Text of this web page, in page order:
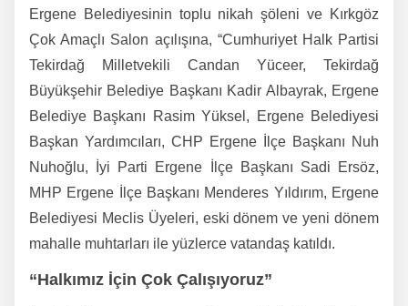
Ergene Belediyesinin toplu nikah şöleni ve Kırkgöz
Çok Amaçlı Salon açılışına, “Cumhuriyet Halk Partisi
Tekirdağ Milletvekili Candan Yüceer, Tekirdağ
Büyükşehir Belediye Başkanı Kadir Albayrak, Ergene
Belediye Başkanı Rasim Yüksel, Ergene Belediyesi
Başkan Yardımcıları, CHP Ergene İlçe Başkanı Nuh
Nuhoğlu, İyi Parti Ergene İlçe Başkanı Sadi Ersöz,
MHP Ergene İlçe Başkanı Menderes Yıldırım, Ergene
Belediyesi Meclis Üyeleri, eski dönem ve yeni dönem
mahalle muhtarları ile yüzlerce vatandaş katıldı.
“Halkımız İçin Çok Çalışıyoruz”